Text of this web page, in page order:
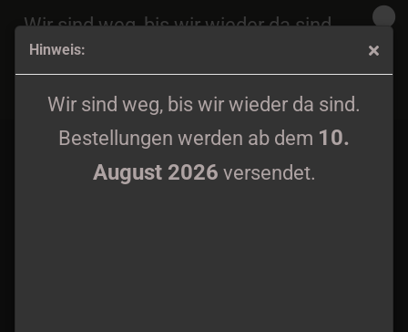
Hinweis:
Wir sind weg, bis wir wieder da sind.
Bestellungen werden ab dem 10.
August 2026 versendet.
Wir sind weg, bis wir wieder da sind.
Bestellungen werden ab dem
August 2026
versendet.